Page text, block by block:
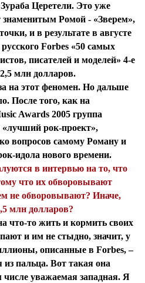
Церетели. Это уже
знаменитым Ромой - «Зверем»,
и в результате в августе
Forbes «50 самых
писателей и моделей» 4-е
млн долларов.
на этот феномен. Но дальше
После того, как на
Awards 2005 группа
«лучший рок-проект»,
вопросов самому Роману и
идола нового времени.
в интервью на то, что
что их обворовывают
не обворовывают? Иначе,
млн долларов?
что-то жить и кормить своих
и им не стыдно, значит, у
описанные в Forbes, –
пальца. Вот такая она
числе уважаемая западная. Я